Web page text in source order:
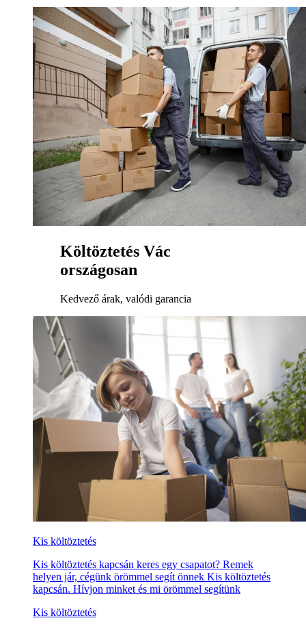
Költöztetés Vác
országosan
Kedvező árak, valódi garancia
Kis költöztetés
Kis költöztetés kapcsán keres egy csapatot? Remek
helyen jár, cégünk örömmel segít önnek Kis költöztetés
kapcsán. Hívjon minket és mi örömmel segítünk
Kis költöztetés